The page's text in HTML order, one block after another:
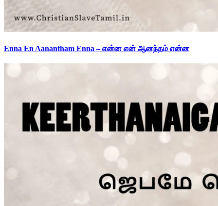
Enna En Aanantham Enna – என்ன என் ஆனந்தம் என்ன